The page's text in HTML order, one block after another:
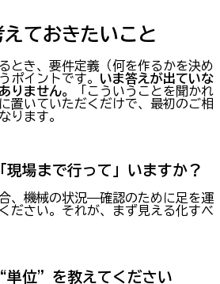
ておきたいこと
とき、要件定義（何を作るかを決め
ポイントです。 いま答えが出ていな
りません。
「こういうことを聞かれ
置いていただくだけで、最初のご相
ります。
現場まで行って」いますか？
、機械の状況——確認のために足を運
ださい。それが、まず見える化すべ
単位”を教えてください